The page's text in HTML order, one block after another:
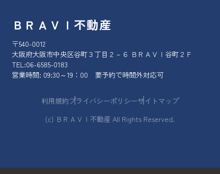
ＢＲＡＶＩ不動産
〒540-0012
大阪府大阪市中央区谷町３丁目２－６ ＢＲＡＶＩ谷町２Ｆ
TEL:06-6585-0183
営業時間: 09:30～19：00 要予約で時間外対応可
利用規約プライバシーポリシーサイトマップ
(c) ＢＲＡＶＩ不動産 All Rights Reserved.